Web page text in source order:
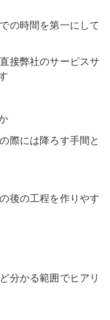
の時間を第一にして
接弊社のサービスサ
際には降ろす手間と
後の工程を作りやす
分かる範囲でヒアリ